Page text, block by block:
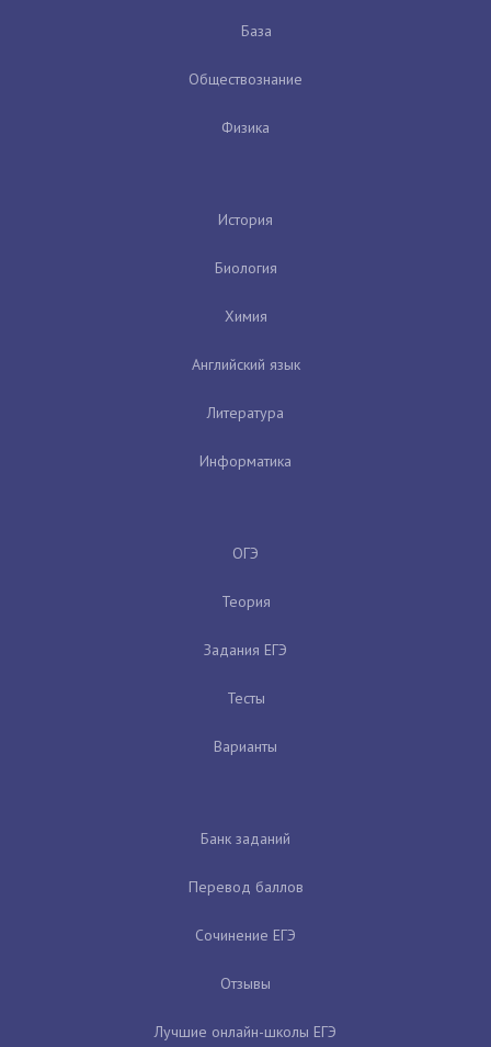
База
Обществознание
Физика
История
Биология
Химия
Английский язык
Литература
Информатика
ОГЭ
Теория
Задания ЕГЭ
Тесты
Варианты
Банк заданий
Перевод баллов
Сочинение ЕГЭ
Отзывы
Лучшие онлайн-школы ЕГЭ